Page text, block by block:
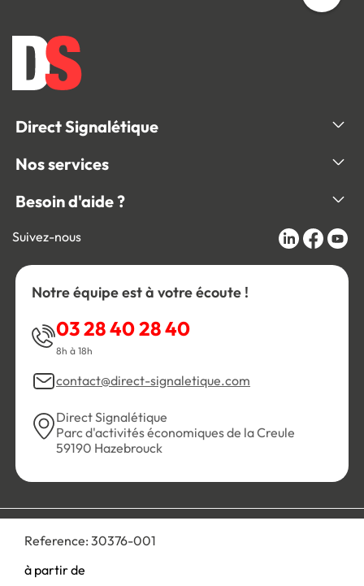
Reference: 30376-001
à partir de
Direct Signalétique
Nos services
Besoin d'aide ?
Suivez-nous
Notre équipe est à votre écoute !
03 28 40 28 40
8h à 18h
contact@direct-signaletique.com
Direct Signalétique
Parc d'activités économiques de la Creule
59190 Hazebrouck
Personnaliser les cookies